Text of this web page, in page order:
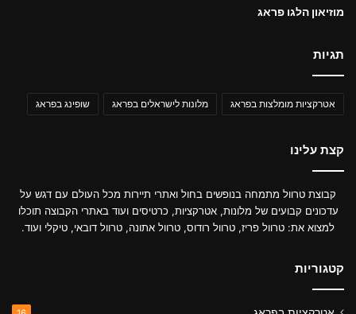
מוזיאון הלגו פראג
תגיות
אטרקציות מומלצות בפראג מלונות לישראלים בפראג שופינג בפראג
קצת עלינו
קבוצת טרוול מתמחה בנופשים בחול ואתרי תיירות מכל העולם עם דגש על
עדכונים קבועים של מלונות, אטרקציות, כרטיסים ועוד באתרי הקבוצה תוכלו
למצוא את: טרוול פריז, טרוול רודוס, טרוול אתונה, טרוול דובאי, טיקלי ועוד.
קטגוריות